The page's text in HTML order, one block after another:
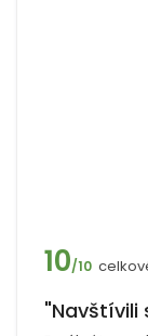
10/10
"Navštívili